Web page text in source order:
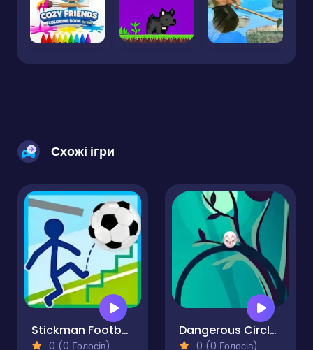
Схожі ігри
Stickman Football
0 (0 Голосів)
Dangerous Circle Online
0 (0 Голосів)